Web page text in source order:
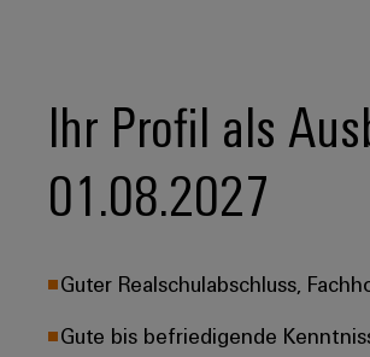
Ihr Profil als
01.08.2027
Guter Realschulabschluss,
Gute bis befriedigende